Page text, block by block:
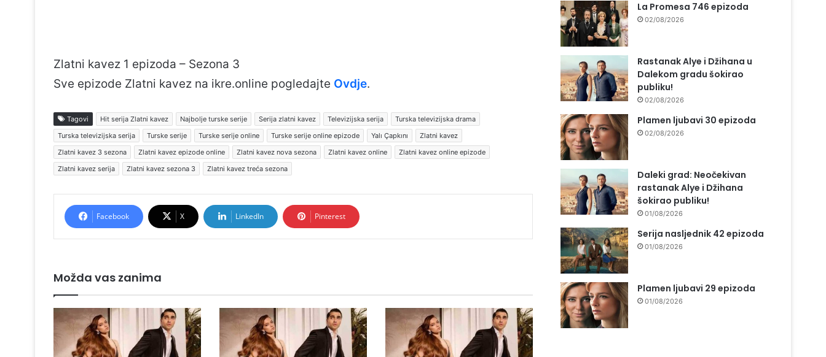
Zlatni kavez 1 epizoda – Sezona 3
Sve epizode Zlatni kavez na ikre.online pogledajte Ovdje.
Tagovi Hit serija Zlatni kavez Najbolje turske serije Serija zlatni kavez Televizijska serija
Turska televizijska drama
Turska televizijska serija
Turske serije Turske serije online Turske serije online epizode Yalı Çapkını
Zlatni kavez
Zlatni kavez 3 sezona
Zlatni kavez epizode online Zlatni kavez nova sezona Zlatni kavez online
Zlatni kavez online epizode
Zlatni kavez serija
Zlatni kavez sezona 3 Zlatni kavez treća sezona
Facebook X LinkedIn Pinterest
Možda vas zanima
La Promesa 746 epizoda
02/08/2026
Rastanak Alye i Džihana u
Dalekom gradu šokirao
publiku!
02/08/2026
Plamen ljubavi 30 epizoda
02/08/2026
Daleki grad: Neočekivan
rastanak Alye i Džihana
šokirao publiku!
01/08/2026
Serija nasljednik 42 epizoda
01/08/2026
Plamen ljubavi 29 epizoda
01/08/2026